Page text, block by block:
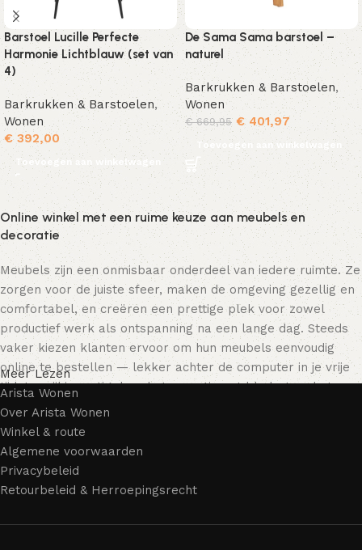
Barstoel Lucille Perfecte
Harmonie Lichtblauw (set van
4)
Barkrukken & Barstoelen,
Wonen
€392,00
Toevoegen aan winkelwagen
De Sama Sama barstoel –
naturel
Barkrukken & Barstoelen,
Wonen
€669,95 €401,97
Toevoegen aan winkelwagen
Online winkel met een ruime keuze aan meubels en
decoratie
Meubels zijn een onmisbaar onderdeel van iedere ruimte. Ze
zorgen voor de juiste sfeer, maken de omgeving gezellig en
comfortabel, en creëren een prettige plek voor zowel
productief werk als ontspanning na een lange dag. Steeds
vaker kiezen klanten ervoor om hun meubels eenvoudig
online te bestellen — lekker achter de computer in je vrije
tijd, terwijl je rustig door het assortiment bladert en het
meubelstuk kiest dat bij je past. Onze online winkel biedt
een uitgebreide catalogus met meubels voor zowel thuis als
kantoor.
Meubelproductie is een moderne vorm van kunst
Meer Lezen
Arista Wonen
Over Arista Wonen
Winkel & route
Algemene voorwaarden
Privacybeleid
Retourbeleid & Herroepingsrecht